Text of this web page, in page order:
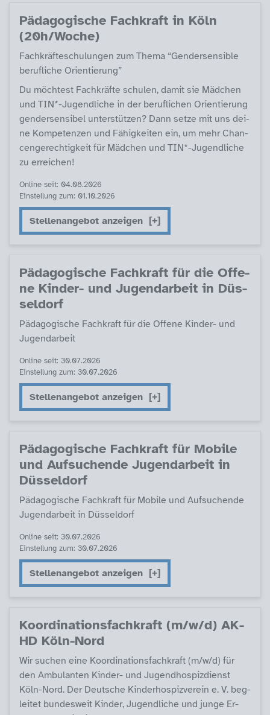
Päda­go­gi­sche Fach­kraft in Köln
(20h/Wo­che)
Fach­kräf­te­schu­lun­gen zum The­ma “Gen­der­sen­si­b­le
be­ruf­li­che Ori­en­tie­rung”
Du möch­test Fach­kräf­te schu­len, da­mit sie Mäd­chen
und TIN*-Ju­gend­li­che in der be­ruf­li­chen Ori­en­tie­rung
gen­der­sen­si­bel un­ter­stüt­zen? Dann set­ze mit uns dei­
ne Kom­pe­ten­zen und Fähig­kei­ten ein, um mehr Chan­
cen­ge­rech­tig­keit für Mäd­chen und TIN*-Ju­gend­li­che
zu er­rei­chen!
Online seit: 04.08.2026
Einstellung zum: 01.10.2026
Stellenangebot anzeigen
Päda­go­gi­sche Fach­kraft für die Of­fe­
ne Kin­der- und Ju­gend­ar­beit in Düs­
sel­dorf
Päda­go­gi­sche Fach­kraft für die Of­fe­ne Kin­der- und
Ju­gend­ar­beit
Online seit: 30.07.2026
Einstellung zum: 30.07.2026
Stellenangebot anzeigen
Päda­go­gi­sche Fach­kraft für Mo­bi­le
und Auf­su­chen­de Ju­gend­ar­beit in
Düs­sel­dorf
Päda­go­gi­sche Fach­kraft für Mo­bi­le und Auf­su­chen­de
Ju­gend­ar­beit in Düs­sel­dorf
Online seit: 30.07.2026
Einstellung zum: 30.07.2026
Stellenangebot anzeigen
Ko­or­di­na­ti­ons­fach­kraft (m/w/d) AK­
HD Köln-Nord
Wir su­chen ei­ne Ko­or­di­na­ti­ons­fach­kraft (m/w/d) für
den Am­bu­lan­ten Kin­der- und Ju­gend­ho­spiz­di­enst
Köln-Nord. Der Deut­sche Kin­der­ho­spiz­ve­r­ein e. V. be­g­
lei­tet bun­des­weit Kin­der, Ju­gend­li­che und jun­ge Er­